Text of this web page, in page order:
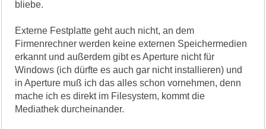
bliebe.
Externe Festplatte geht auch nicht, an dem
Firmenrechner werden keine externen Speichermedien
erkannt und außerdem gibt es Aperture nicht für
Windows (ich dürfte es auch gar nicht installieren) und
in Aperture muß ich das alles schon vornehmen, denn
mache ich es direkt im Filesystem, kommt die
Mediathek durcheinander.